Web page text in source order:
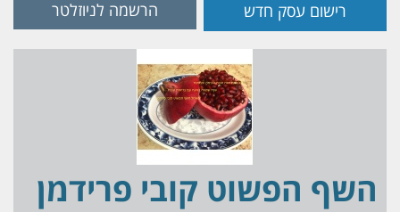
רישום עסק חדש הרשמה לניוזלטר
השף הפשוט קובי פרידמן